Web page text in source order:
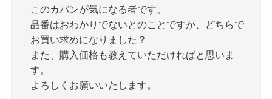
このカバンが気になる者です。
品番はおわかりでないとのことですが、どちらで
お買い求めになりました？
また、購入価格も教えていただければと思いま
す。
よろしくお願いいたします。